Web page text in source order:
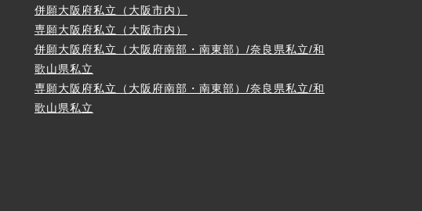
併願大阪府私立（大阪市内）
専願大阪府私立（大阪市内）
併願大阪府私立（大阪府南部・南東部）/奈良県私立/和
歌山県私立
専願大阪府私立（大阪府南部・南東部）/奈良県私立/和
歌山県私立